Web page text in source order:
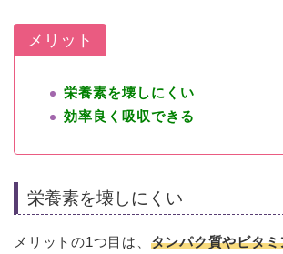
メリット
栄養素を壊しにくい
効率良く吸収できる
栄養素を壊しにくい
メリットの1つ目は、 タンパク質やビタ